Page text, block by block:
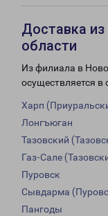
Доставка
области
Из филиала в
осуществляется в
Харп
Лонгъюган
Тазовский
Газ-Сале
Пуровск
Сывдарма
Пангоды